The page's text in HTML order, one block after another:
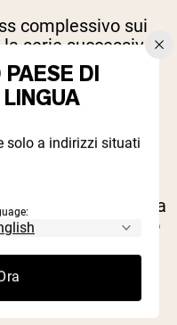
complessivo sui
serie successiva
i tuoi guadagni.
di lunghezza
obiettivo è la
lungo per fare la
ma non così lungo
DI
solo a indirizzi situati